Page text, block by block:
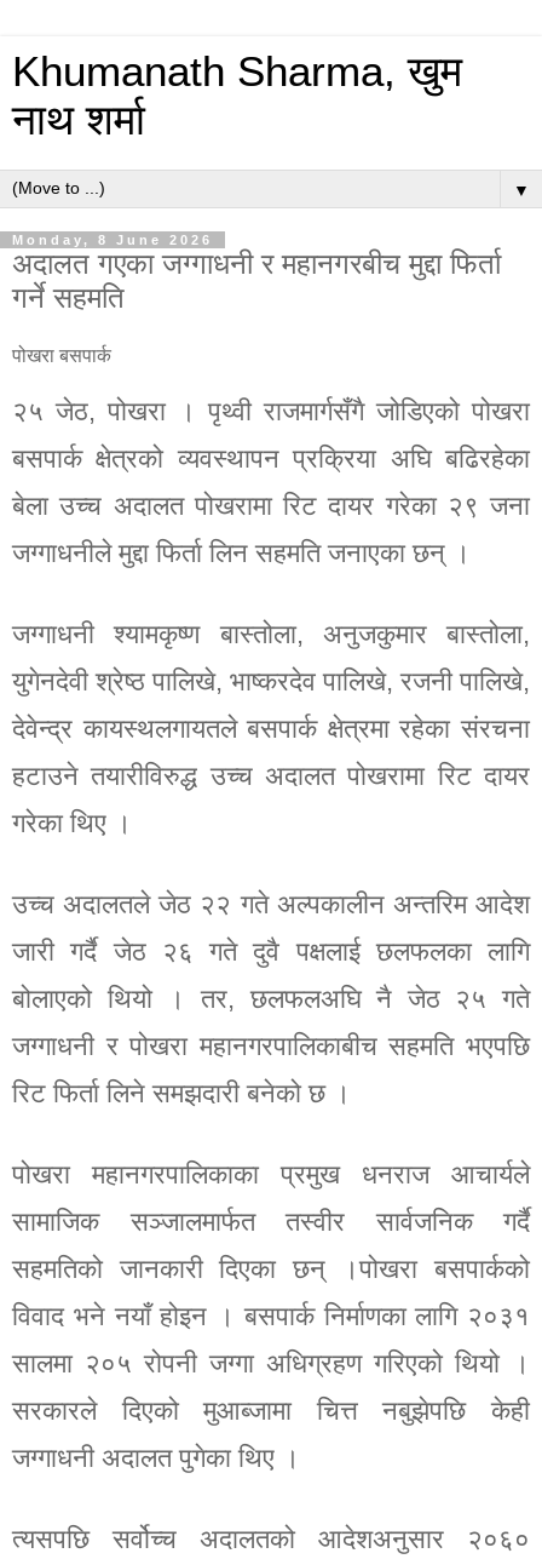
Khumanath Sharma, खुम
नाथ शर्मा
▼
Monday, 8 June 2026
अदालत गएका जग्गाधनी र महानगरबीच मुद्दा फिर्ता
गर्ने सहमति
पोखरा बसपार्क
२५ जेठ, पोखरा । पृथ्वी राजमार्गसँगै जोडिएको पोखरा
बसपार्क क्षेत्रको व्यवस्थापन प्रक्रिया अघि बढिरहेका
बेला उच्च अदालत पोखरामा रिट दायर गरेका २९ जना
जग्गाधनीले मुद्दा फिर्ता लिन सहमति जनाएका छन् ।
जग्गाधनी श्यामकृष्ण बास्तोला, अनुजकुमार बास्तोला,
युगेनदेवी श्रेष्ठ पालिखे, भाष्करदेव पालिखे, रजनी पालिखे,
देवेन्द्र कायस्थलगायतले बसपार्क क्षेत्रमा रहेका संरचना
हटाउने तयारीविरुद्ध उच्च अदालत पोखरामा रिट दायर
गरेका थिए ।
उच्च अदालतले जेठ २२ गते अल्पकालीन अन्तरिम आदेश
जारी गर्दै जेठ २६ गते दुवै पक्षलाई छलफलका लागि
बोलाएको थियो । तर, छलफलअघि नै जेठ २५ गते
जग्गाधनी र पोखरा महानगरपालिकाबीच सहमति भएपछि
रिट फिर्ता लिने समझदारी बनेको छ ।
पोखरा महानगरपालिकाका प्रमुख धनराज आचार्यले
सामाजिक सञ्जालमार्फत तस्वीर सार्वजनिक गर्दै
सहमतिको जानकारी दिएका छन् ।पोखरा बसपार्कको
विवाद भने नयाँ होइन । बसपार्क निर्माणका लागि २०३१
सालमा २०५ रोपनी जग्गा अधिग्रहण गरिएको थियो ।
सरकारले दिएको मुआब्जामा चित्त नबुझेपछि केही
जग्गाधनी अदालत पुगेका थिए ।
त्यसपछि सर्वोच्च अदालतको आदेशअनुसार २०६०